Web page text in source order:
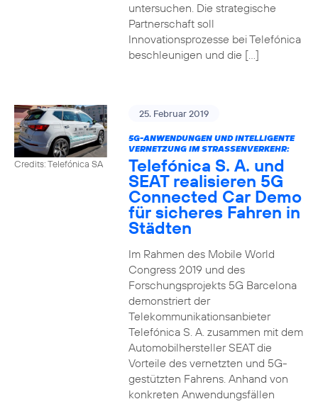
untersuchen. Die strategische
Partnerschaft soll
Innovationsprozesse bei Telefónica
beschleunigen und die […]
Credits: Telefónica SA
25. Februar 2019
5G-ANWENDUNGEN UND INTELLIGENTE
VERNETZUNG IM STRASSENVERKEHR:
Telefónica S. A. und
SEAT realisieren 5G
Connected Car Demo
für sicheres Fahren in
Städten
Im Rahmen des Mobile World
Congress 2019 und des
Forschungsprojekts 5G Barcelona
demonstriert der
Telekommunikationsanbieter
Telefónica S. A. zusammen mit dem
Automobilhersteller SEAT die
Vorteile des vernetzten und 5G-
gestützten Fahrens. Anhand von
konkreten Anwendungsfällen